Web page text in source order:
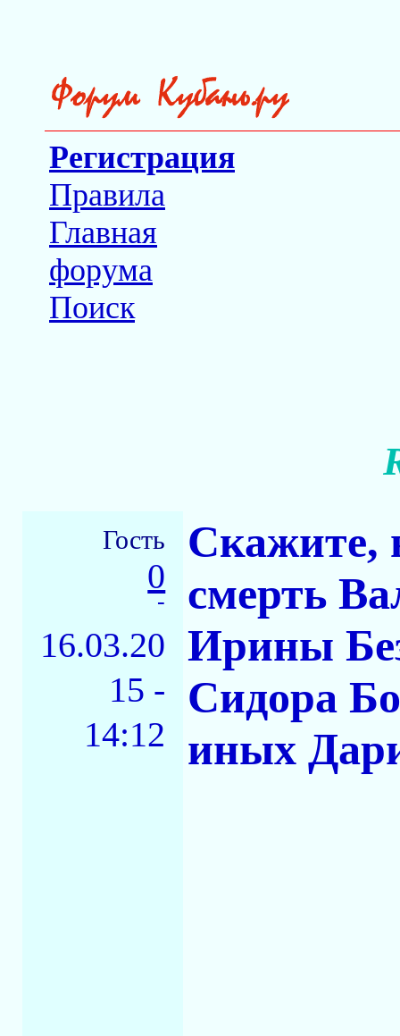
Регистрация
Правила
Главная
форума
Поиск
Гость
0
-
16.03.20
15 -
14:12
Скажите,
смерть
Ирины
Сидора
иных